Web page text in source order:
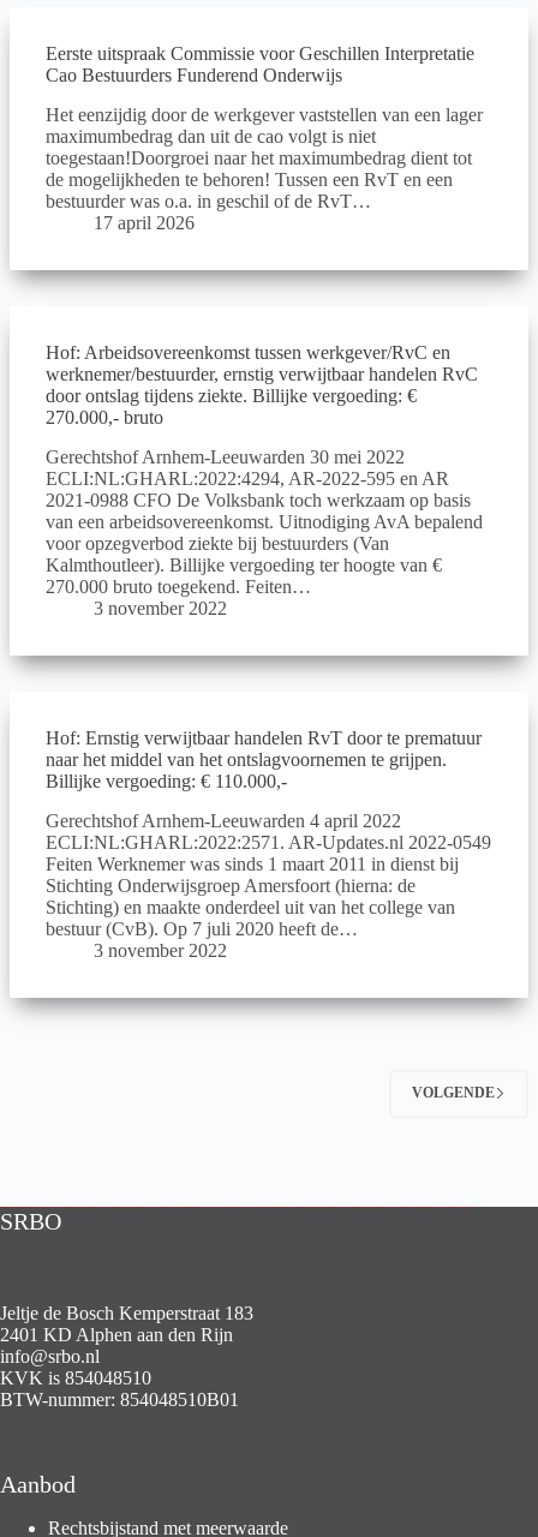
Eerste uitspraak Commissie voor Geschillen Interpretatie
Cao Bestuurders Funderend Onderwijs
Het eenzijdig door de werkgever vaststellen van een lager
maximumbedrag dan uit de cao volgt is niet
toegestaan!Doorgroei naar het maximumbedrag dient tot
de mogelijkheden te behoren! Tussen een RvT en een
bestuurder was o.a. in geschil of de RvT…
17 april 2026
Hof: Arbeidsovereenkomst tussen werkgever/RvC en
werknemer/bestuurder, ernstig verwijtbaar handelen RvC
door ontslag tijdens ziekte. Billijke vergoeding: €
270.000,- bruto
Gerechtshof Arnhem-Leeuwarden 30 mei 2022
ECLI:NL:GHARL:2022:4294, AR-2022-595 en AR
2021-0988 CFO De Volksbank toch werkzaam op basis
van een arbeidsovereenkomst. Uitnodiging AvA bepalend
voor opzegverbod ziekte bij bestuurders (Van
Kalmthoutleer). Billijke vergoeding ter hoogte van €
270.000 bruto toegekend. Feiten…
3 november 2022
Hof: Ernstig verwijtbaar handelen RvT door te prematuur
naar het middel van het ontslagvoornemen te grijpen.
Billijke vergoeding: € 110.000,-
Gerechtshof Arnhem-Leeuwarden 4 april 2022
ECLI:NL:GHARL:2022:2571. AR-Updates.nl 2022-0549
Feiten Werknemer was sinds 1 maart 2011 in dienst bij
Stichting Onderwijsgroep Amersfoort (hierna: de
Stichting) en maakte onderdeel uit van het college van
bestuur (CvB). Op 7 juli 2020 heeft de…
3 november 2022
VOLGENDE
SRBO
Jeltje de Bosch Kemperstraat 183
2401 KD Alphen aan den Rijn
info@srbo.nl
KVK is 854048510
BTW-nummer: 854048510B01
Aanbod
Rechtsbijstand met meerwaarde